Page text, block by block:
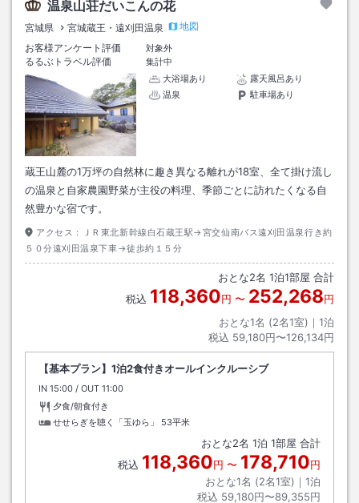
温泉山荘だいこんの花
宮城県 宮城蔵王・遠刈田温泉
地図
お客様アンケート評価
対象外
るるぶトラベル評価
集計中
大浴場あり
露天風呂あり
温泉
駐車場あり
蔵王山麓の1万坪の自然林に趣き異なる離れが18室、全て掛け流し
の温泉と自家農園野菜が主役の料理、季節ごとに訪れたくなる自
然豊かな宿です。
アクセス：
ＪＲ東北新幹線白石蔵王駅→宮交仙南バス遠刈田温泉行き約
５０分遠刈田温泉下車→徒歩約１５分
おとな2名 1泊1部屋 合計
税込 118,360円 〜 252,268円
おとな1名 (2名1室)｜ 1泊
税込 59,180円〜126,134円
【基本プラン】1泊2食付きオールインクルーシブ
IN チェックイン
15:00 / OUT チェックアウト
11:00
夕食/朝食付き
せせらぎを聴く「玉ゆら」
53平米
おとな2名 1泊 1部屋 合計
税込 118,360円 〜 178,710円
おとな1名 (2名1室)｜ 1泊
税込 59,180円〜89,355円